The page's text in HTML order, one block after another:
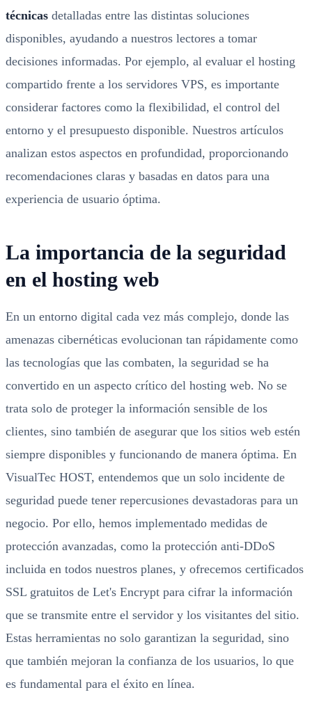
técnicas detalladas entre las distintas soluciones
disponibles, ayudando a nuestros lectores a tomar
decisiones informadas. Por ejemplo, al evaluar el hosting
compartido frente a los servidores VPS, es importante
considerar factores como la flexibilidad, el control del
entorno y el presupuesto disponible. Nuestros artículos
analizan estos aspectos en profundidad, proporcionando
recomendaciones claras y basadas en datos para una
experiencia de usuario óptima.
La importancia de la seguridad
en el hosting web
En un entorno digital cada vez más complejo, donde las
amenazas cibernéticas evolucionan tan rápidamente como
las tecnologías que las combaten, la seguridad se ha
convertido en un aspecto crítico del hosting web. No se
trata solo de proteger la información sensible de los
clientes, sino también de asegurar que los sitios web estén
siempre disponibles y funcionando de manera óptima. En
VisualTec HOST, entendemos que un solo incidente de
seguridad puede tener repercusiones devastadoras para un
negocio. Por ello, hemos implementado medidas de
protección avanzadas, como la protección anti-DDoS
incluida en todos nuestros planes, y ofrecemos certificados
SSL gratuitos de Let's Encrypt para cifrar la información
que se transmite entre el servidor y los visitantes del sitio.
Estas herramientas no solo garantizan la seguridad, sino
que también mejoran la confianza de los usuarios, lo que
es fundamental para el éxito en línea.